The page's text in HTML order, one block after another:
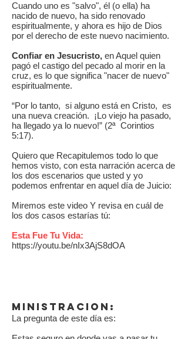
Cuando uno es "salvo", él (o ella) ha
nacido de nuevo, ha sido renovado
espiritualmente, y ahora es hijo de Dios
por el derecho de este nuevo nacimiento.
Confiar en Jesucristo, en Aquel quien
pagó el castigo del pecado al morir en la
cruz, es lo que significa "nacer de nuevo"
espiritualmente.
“Por lo tanto, si alguno está en Cristo, es
una nueva creación. ¡Lo viejo ha pasado,
ha llegado ya lo nuevo!” (2ª Corintios
5:17).
Quiero que Recapitulemos todo lo que
hemos visto, con esta narración acerca de
los dos escenarios que usted y yo
podemos enfrentar en aquel día de Juicio:
Miremos este video Y revisa en cuál de
los dos casos estarías tú:
Esta Fue Tu Vida:
https://youtu.be/nIx3AjS8dOA
MINISTRACION:
La pregunta de este día es: